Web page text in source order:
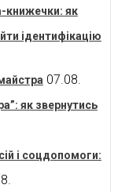
книжечки: як
ідентифікацію
07.08.
як звернутись
і соцдопомоги: